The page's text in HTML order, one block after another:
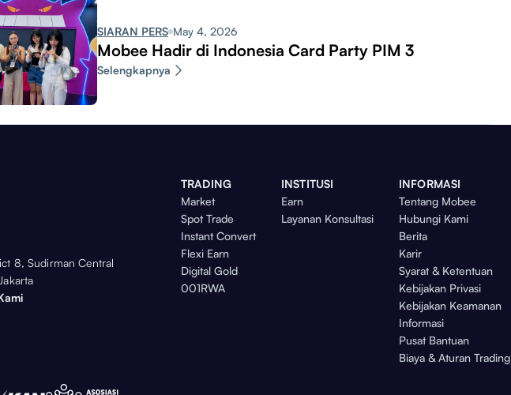
SIARAN PERS May 4, 2026
Mobee Hadir di Indonesia Card Party PIM 3
Selengkapnya
8, Sudirman Central
TRADING
Market
Spot Trade
Instant Convert
Flexi Earn
Digital Gold
001RWA
INSTITUSI
Earn
Layanan Konsultasi
INFORMASI
Tentang Mobee
Hubungi Kami
Berita
Karir
Syarat & Ketentuan
Kebijakan Privasi
Kebijakan Keamanan
Informasi
Pusat Bantuan
Biaya & Aturan Trading